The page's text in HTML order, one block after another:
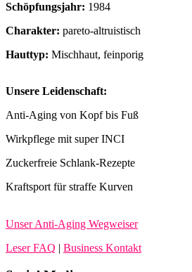
Schöpfungsjahr: 1984
Charakter: pareto-altruistisch
Hauttyp: Mischhaut, feinporig
Unsere Leidenschaft:
Anti-Aging von Kopf bis Fuß
Wirkpflege mit super INCI
Zuckerfreie Schlank-Rezepte
Kraftsport für straffe Kurven
Unser Anti-Aging Wegweiser
Leser FAQ | Business Kontakt